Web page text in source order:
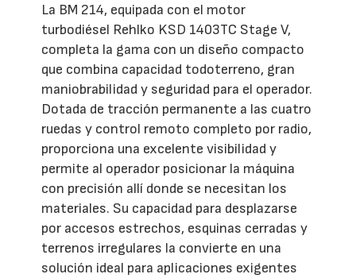
La BM 214, equipada con el motor
turbodiésel Rehlko KSD 1403TC Stage V,
completa la gama con un diseño compacto
que combina capacidad todoterreno, gran
maniobrabilidad y seguridad para el operador.
Dotada de tracción permanente a las cuatro
ruedas y control remoto completo por radio,
proporciona una excelente visibilidad y
permite al operador posicionar la máquina
con precisión allí donde se necesitan los
materiales. Su capacidad para desplazarse
por accesos estrechos, esquinas cerradas y
terrenos irregulares la convierte en una
solución ideal para aplicaciones exigentes